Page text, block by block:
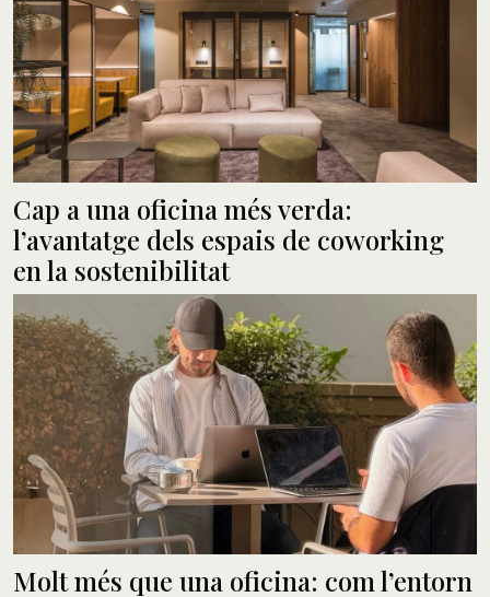
Cap a una oficina més verda:
l’avantatge dels espais de coworking
en la sostenibilitat
Molt més que una oficina: com l’entorn